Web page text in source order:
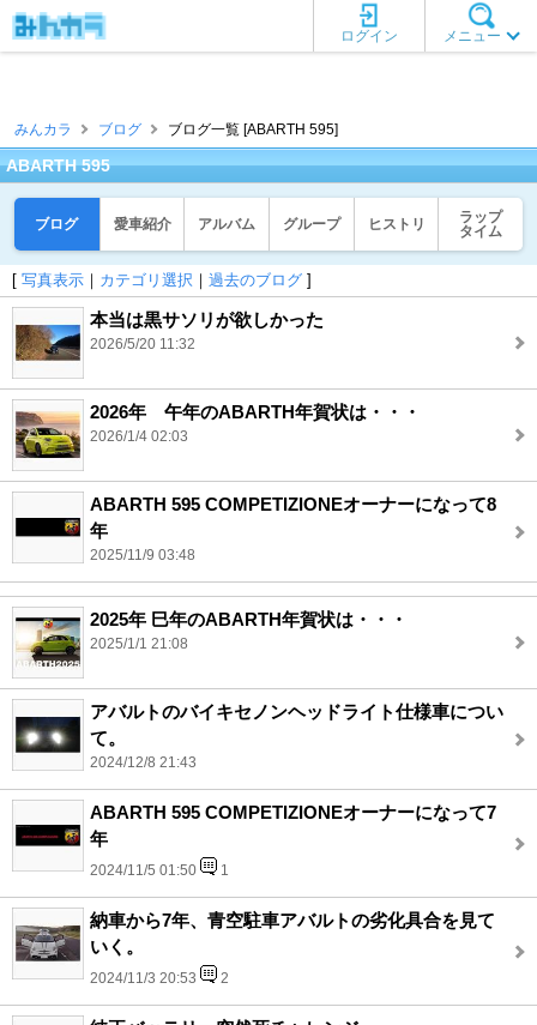
メニュー
ログイン
みんカラ ブログ ブログ一覧 [ABARTH 595]
ABARTH 595
ブログ 愛車紹介 アルバム グループ ヒストリ
ラップ
タイム
[ 写真表示 ｜ カテゴリ選択 ｜ 過去のブログ ]
本当は黒サソリが欲しかった
2026/5/20 11:32
2026年 午年のABARTH年賀状は・・・
2026/1/4 02:03
ABARTH 595 COMPETIZIONEオーナーになって8
年
2025/11/9 03:48
2025年 巳年のABARTH年賀状は・・・
2025/1/1 21:08
アバルトのバイキセノンヘッドライト仕様車につい
て。
2024/12/8 21:43
ABARTH 595 COMPETIZIONEオーナーになって7
年
2024/11/5 01:50 1
納車から7年、青空駐車アバルトの劣化具合を見て
いく。
2024/11/3 20:53 2